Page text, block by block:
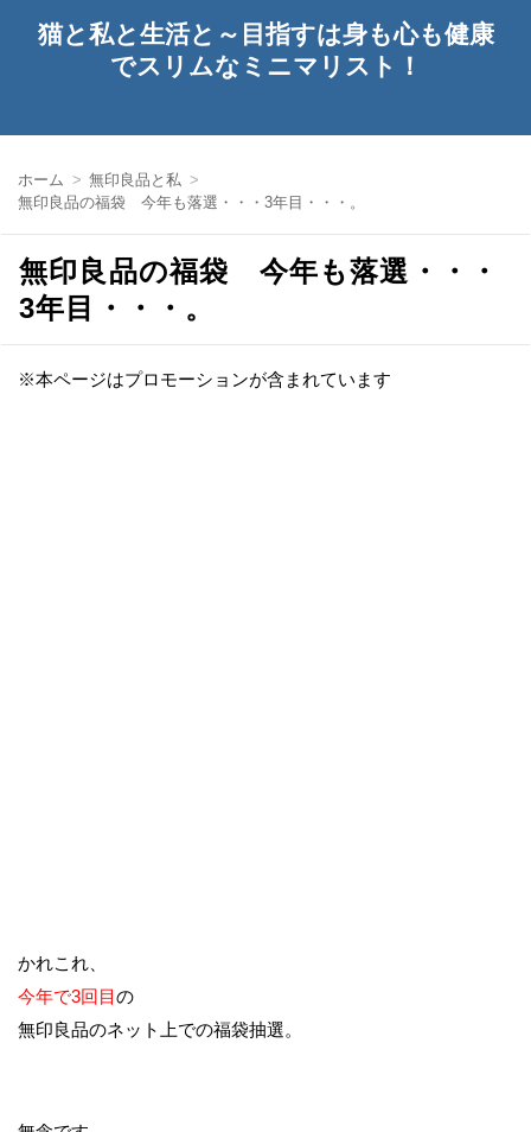
猫と私と生活と～目指すは身も心も健康
でスリムなミニマリスト！
ホーム
無印良品と私
無印良品の福袋 今年も落選・・・3年目・・・。
無印良品の福袋 今年も落選・・・
3年目・・・。
※本ページはプロモーションが含まれています
かれこれ、
今年で3回目の
無印良品のネット上での福袋抽選。